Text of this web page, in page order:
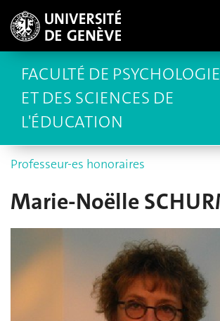
FACULTÉ DE PSYCHOLOGIE
ET DES SCIENCES DE
L'ÉDUCATION
Professeur-es honoraires
Marie-Noëlle